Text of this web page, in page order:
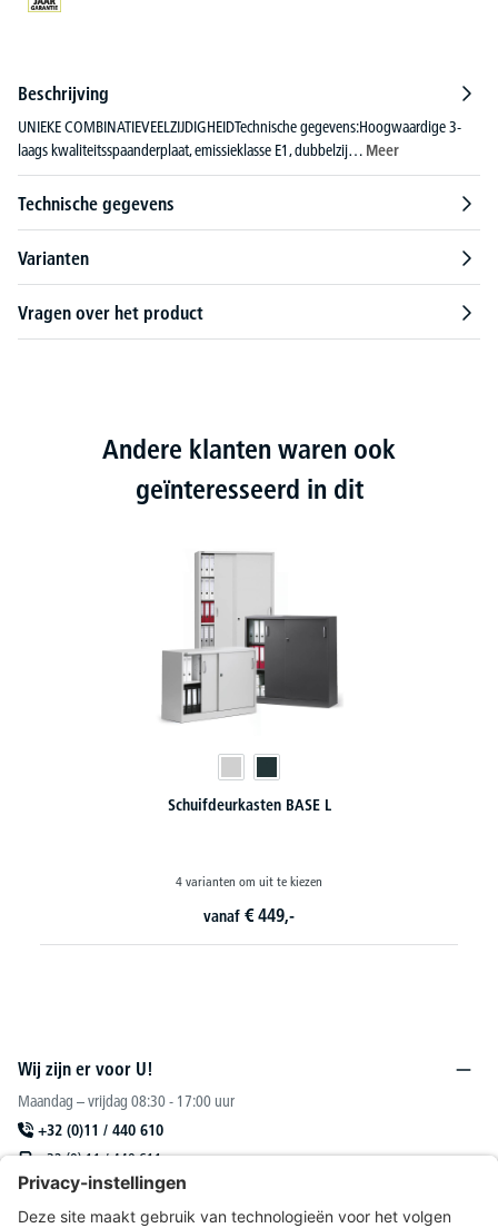
Beschrijving
UNIEKE COMBINATIEVEELZIJDIGHEIDTechnische gegevens:Hoogwaardige 3-
laags kwaliteitsspaanderplaat, emissieklasse E1, dubbelzij… Meer
Technische gegevens
Varianten
Vragen over het product
Andere klanten waren ook
geïnteresseerd in dit
Schuifdeurkasten BASE L
4 varianten om uit te kiezen
vanaf € 449,-
Wij zijn er voor U!
Maandag – vrijdag 08:30 - 17:00 uur
+32 (0)11 / 440 610
+32 (0) 11 / 440 611
sales@deskin.be
Of via onscontactformulier.